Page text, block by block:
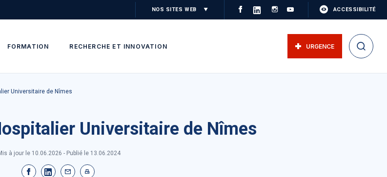
FORMATION RECHERCHE ET INNOVATION
NOS SITES WEB ACCESSIBILITÉ
URGENCE
Universitaire de Nîmes
Universitaire de Nîmes
à jour le 10.06.2026 - Publié le 13.06.2024